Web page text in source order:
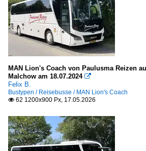
MAN Lion's Coach von Paulusma Reizen
Malchow am 18.07.2024 
Felix B.
Bustypen / Reisebusse / MAN Lion's Coach
 62 1200x900 Px, 17.05.2026